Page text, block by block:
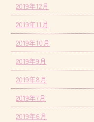
2019年12月
2019年11月
2019年10月
2019年9月
2019年8月
2019年7月
2019年6月